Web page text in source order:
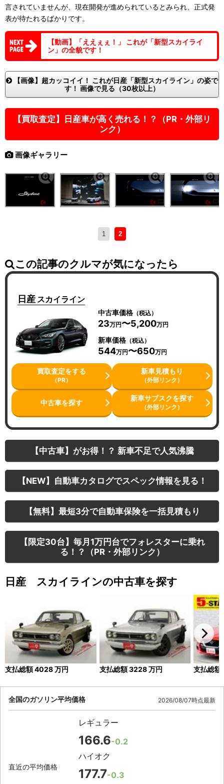
言されていませんが、現在開発が進められているとみられ、正式発
表が待たれるばかりです。
【動画】「ええぇぇ！」 これが「新型スカイライ
ン」の全貌です！
【画像】超カッコイイ！ これが日産「新型スカイライン」の姿で
す！ 画像で見る（30枚以上）
【買取査定】日産車が高く売れる！？（PR・外部リ
ンク）
画像ギャラリー
1 2
この記事のクルマが気になったら
日産 スカイライン
中古車価格（税込）
23万円〜5,200万円
新車価格（税込）
544万円〜650万円
買取査定をする
（PR）
新車見積もり
（外部リンク）
中古車を探す 新車サブスクを探す
（外部リンク）
【中古車】がお得！？ 新車不足で人気沸騰
【NEW】自動車カタログでスペック情報を見る！
【無料】最短3分で自動車保険を一括見積もり
【限定30台】毎月1万円台でフォレスターに乗れ
る！？（PR・外部リンク）
日産 スカイラインの中古車を探す
支払総額4028万円 支払総額3228万円 支払総額
全国のガソリン平均価格 2026/08/07時点最新
直近の平均価格
レギュラー
166.6-0.2
ハイオク
177.7-0.3